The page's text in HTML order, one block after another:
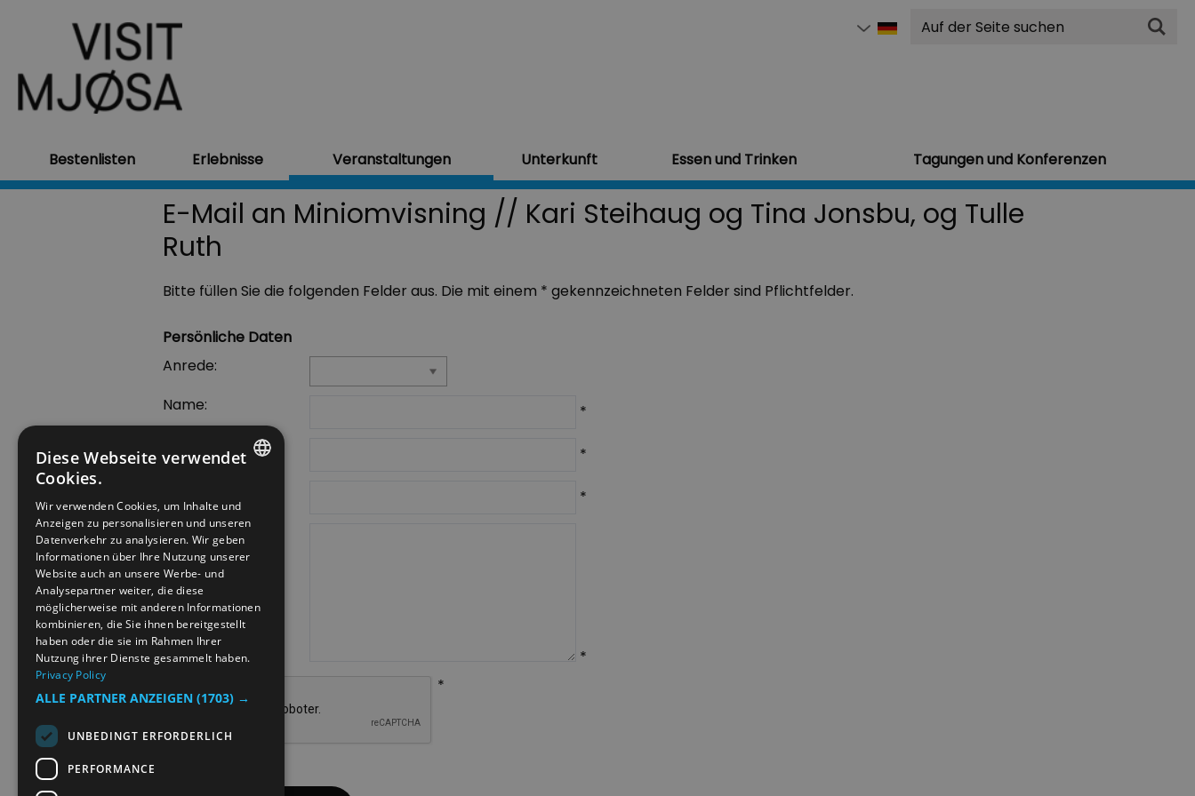
Suchen
Bestenlisten Erlebnisse Veranstaltungen Unterkunft Essen und Trinken Tagungen und Konferenzen
E-Mail an Miniomvisning // Kari Steihaug og Tina Jonsbu, og Tulle
Ruth
Bitte füllen Sie die folgenden Felder aus. Die mit einem * gekennzeichneten Felder sind Pflichtfelder.
Persönliche Daten
Anrede:
Name:
*
Nachname:
*
*
Kommentare:
*
*
NORWEGIAN
GERMAN
Diese Webseite verwendet
Cookies.
Wir verwenden Cookies, um Inhalte und
Anzeigen zu personalisieren und unseren
Datenverkehr zu analysieren. Wir geben
Informationen über Ihre Nutzung unserer
Website auch an unsere Werbe- und
Analysepartner weiter, die diese
möglicherweise mit anderen Informationen
kombinieren, die Sie ihnen bereitgestellt
haben oder die sie im Rahmen Ihrer
Nutzung ihrer Dienste gesammelt haben.
Privacy Policy
ALLE PARTNER ANZEIGEN (1703) →
UNBEDINGT ERFORDERLICH
PERFORMANCE